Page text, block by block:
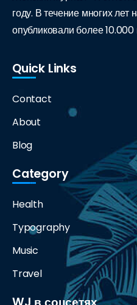
году. В течение многих лет
опубликовали более 10.000
Quick Links
Contact
About
Blog
Category
Health
Typography
Music
Travel